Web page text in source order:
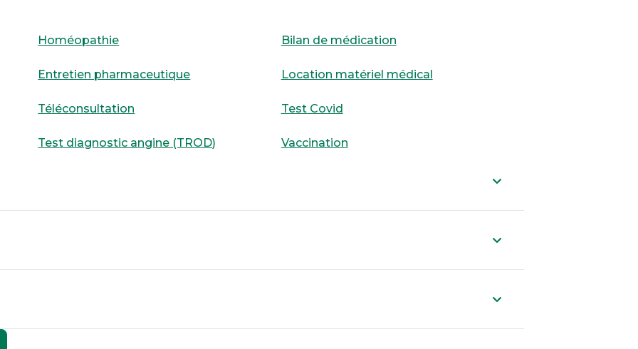
VOUS
Lafayette des
Bresse
Lafayette
Homéopathie Bilan de médication
Entretien pharmaceutique Location matériel médical
Téléconsultation Test Covid
Test diagnostic angine (TROD) Vaccination